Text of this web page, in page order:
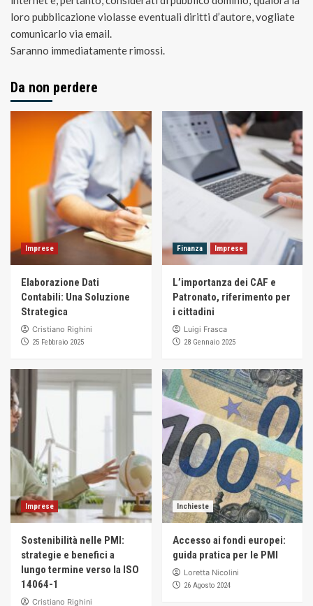
loro pubblicazione violasse eventuali diritti d’autore, vogliate
comunicarlo via email.
Saranno immediatamente rimossi.
Da non perdere
Imprese
Elaborazione Dati
Contabili: Una Soluzione
Strategica
Cristiano Righini
25 Febbraio 2025
Finanza Imprese
L’importanza dei CAF e
Patronato, riferimento per
i cittadini
Luigi Frasca
28 Gennaio 2025
Imprese
Sostenibilità nelle PMI:
strategie e benefici a
lungo termine verso la ISO
14064-1
Cristiano Righini
Inchieste
Accesso ai fondi europei:
guida pratica per le PMI
Loretta Nicolini
26 Agosto 2024